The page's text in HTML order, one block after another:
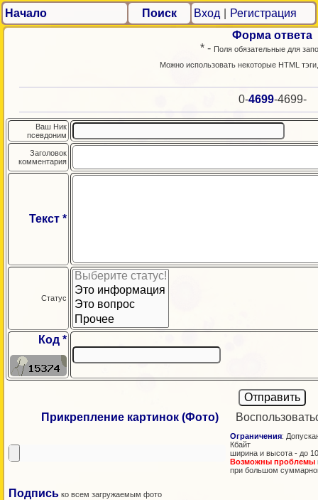
Начало Поиск Вход
Регистрация
Форма ответа
* - Поля обязательные для
Можно использовать некоторые HTML
0-4699-4699-
Ваш Ник
псевдоним
Заголовок
комментария
Текст *
Статус
Код *
Прикрепление картинок (Фото)
Ограничения:
Кбайт
ширина и высота - до
Возможны проблемы
при большом
Подпись ко всем загружаемым фото